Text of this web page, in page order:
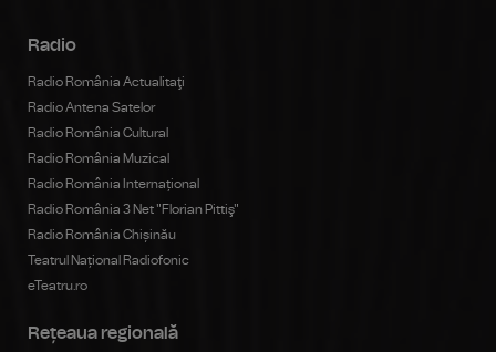
Radio
Radio România Actualitaţi
Radio Antena Satelor
Radio România Cultural
Radio România Muzical
Radio România Internațional
Radio România 3 Net "Florian Pittiş"
Radio România Chișinău
Teatrul Național Radiofonic
eTeatru.ro
Rețeaua regională